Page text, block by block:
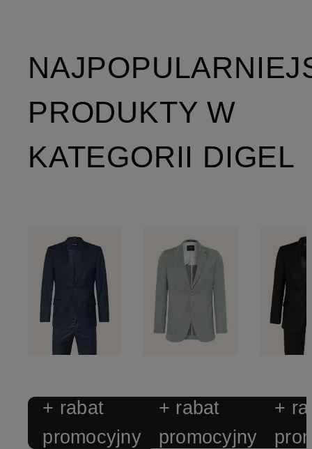
PRODUKTY W
KATEGORII DIGEL
+ rabat
promocyjny
+ rabat
promocyjny
+